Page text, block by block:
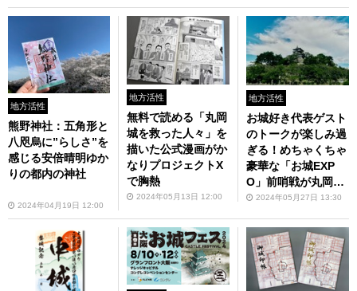
地方活性
熊野神社：五角形と
八咫烏に”らしさ”を
感じる安倍晴明ゆか
りの都内の神社
2024年04月19日 12:00
地方活性
無料で読める「丸岡
城を救った人々」を
描いた公式漫画がか
なりプロジェクトX
で胸熱
2024年05月13日 12:00
地方活性
お城好き代表ゲスト
のトークが楽しみ過
ぎる！めちゃくちゃ
豪華な「お城EXP
O」前哨戦が丸岡城
で開催
2024年05月27日 13:30